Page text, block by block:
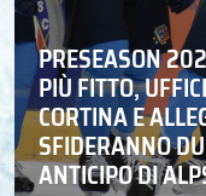
PRESEASON
PIÙ FITTO,
CORTINA E
SFIDERANNO
ANTICIPO DI